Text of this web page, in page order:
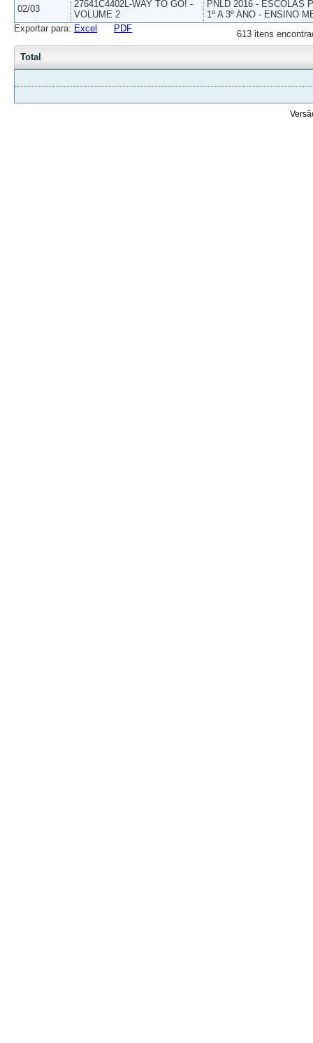
02/03
27641C4402L-WAY TO GO! -
VOLUME 2
PNLD 2016 - ESCOLAS
1º A 3º ANO - ENSINO
613 itens
Exportar para: Excel PDF
Total